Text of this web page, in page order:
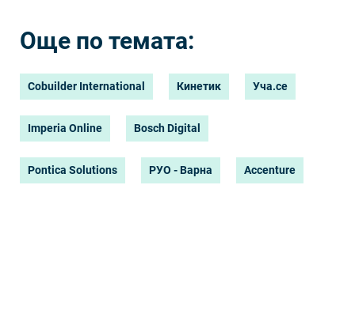
Още по темата:
Cobuilder International Кинетик Уча.се
Imperia Online Bosch Digital
Pontica Solutions РУО - Варна Accenture